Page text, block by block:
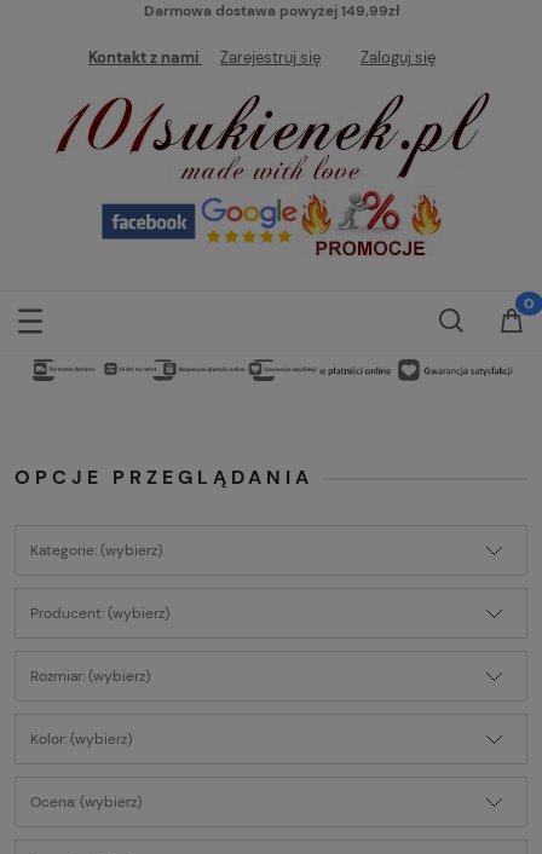
Darmowa dostawa powyżej 149,99zł
Kontakt z nami Zarejestruj się Zaloguj się
OPCJE PRZEGLĄDANIA
Kategorie: (wybierz)
Producent: (wybierz)
Rozmiar: (wybierz)
Kolor: (wybierz)
Ocena: (wybierz)